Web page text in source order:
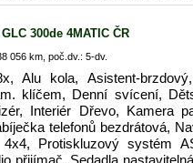
300de 4MATIC ČR
056 km, poč.dv.: 5-dv.
Alu kola, Asistent-
klíčem, Denní svícení,
Interiér Dřevo, Kamera
telefonů bezdrátová,
Protiskluzový systém
přijímač, Sedadla